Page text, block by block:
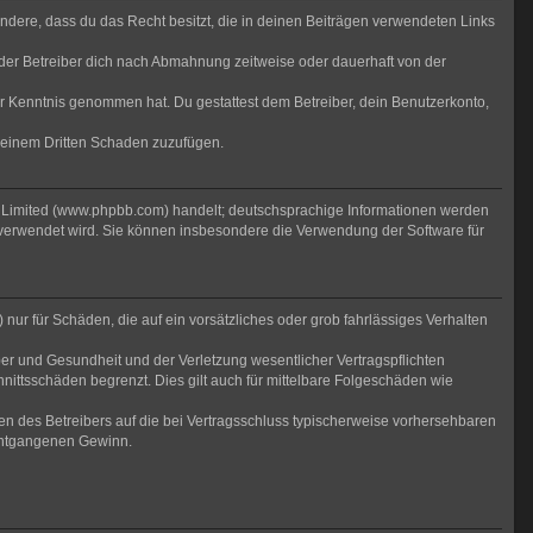
dass du das Recht besitzt, die in deinen Beiträgen verwendeten Links
Betreiber dich nach Abmahnung zeitweise oder dauerhaft von der
genommen hat. Du gestattest dem Betreiber, dein Benutzerkonto,
Dritten Schaden zuzufügen.
(www.phpbb.com) handelt; deutschsprachige Informationen werden
wird. Sie können insbesondere die Verwendung der Software für
für Schäden, die auf ein vorsätzliches oder grob fahrlässiges Verhalten
und Gesundheit und der Verletzung wesentlicher Vertragspflichten
begrenzt. Dies gilt auch für mittelbare Folgeschäden wie
des Betreibers auf die bei Vertragsschluss typischerweise vorhersehbaren
Gewinn.